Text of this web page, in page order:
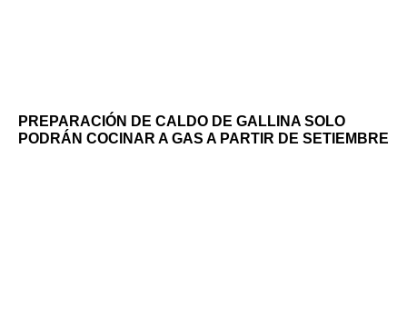
PREPARACIÓN DE CALDO DE GALLINA SOLO
PODRÁN COCINAR A GAS A PARTIR DE SETIEMBRE